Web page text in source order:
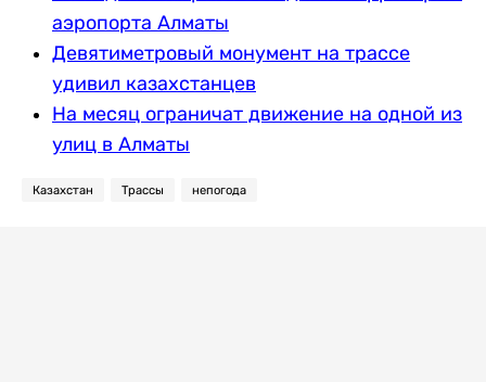
аэропорта Алматы
Девятиметровый монумент на трассе
удивил казахстанцев
На месяц ограничат движение на одной из
улиц в Алматы
Казахстан Трассы непогода